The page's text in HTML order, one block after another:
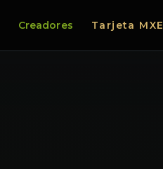
Creadores Tarjeta MXE